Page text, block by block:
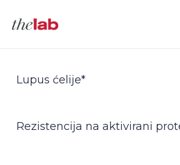
Lupus ćelije*
Rezistencija na aktivirani